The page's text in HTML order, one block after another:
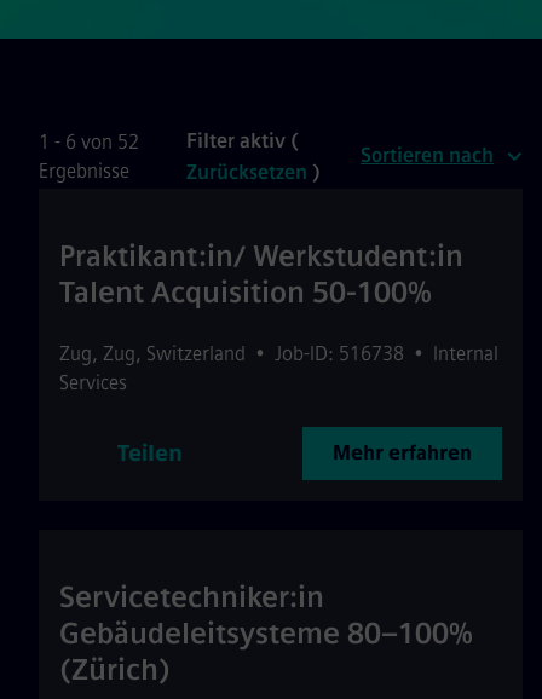
1 - 6 von 52
Ergebnisse
Filter aktiv (
Zurücksetzen )
Sortieren nach
Praktikant:in/ Werkstudent:in
Talent Acquisition 50-100%
Zug, Zug, Switzerland • Job-ID: 516738 • Internal
Services
Teilen Mehr erfahren
Servicetechniker:in
Gebäudeleitsysteme 80–100%
(Zürich)